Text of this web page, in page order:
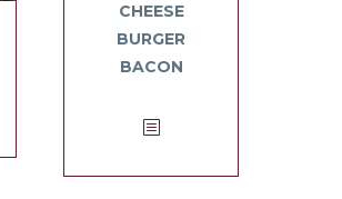
CHEESE
BURGER
BACON